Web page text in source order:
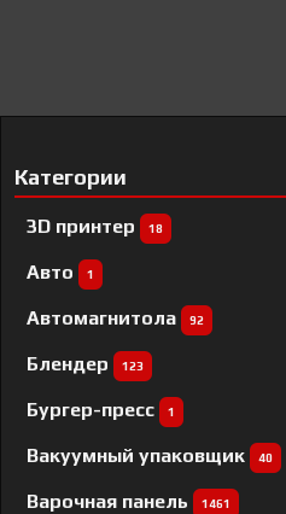
Категории
3D принтер 18
Авто 1
Автомагнитола 92
Блендер 123
Бургер-пресс 1
Вакуумный упаковщик 40
Варочная панель 1461